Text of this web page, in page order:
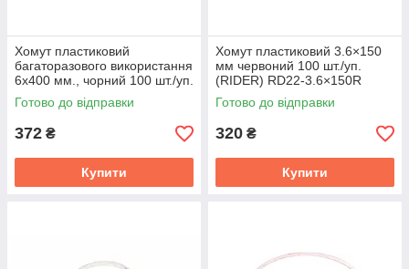
Хомут пластиковий
багаторазового використання
6х400 мм., чорний 100 шт./уп.
DK-G7.6*400BK
Готово до відправки
372 ₴
Купити
Хомут пластиковий 3.6×150
мм червоний 100 шт./уп.
(RIDER) RD22-3.6×150R
Готово до відправки
320 ₴
Купити